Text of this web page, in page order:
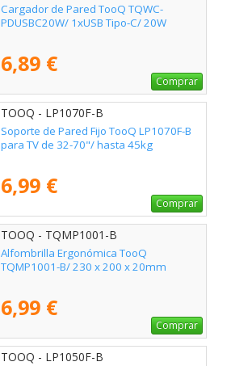
Cargador de Pared TooQ TQWC-
PDUSBC20W/ 1xUSB Tipo-C/ 20W
6,89 €
Comprar
TOOQ - LP1070F-B
Soporte de Pared Fijo TooQ LP1070F-B
para TV de 32-70"/ hasta 45kg
6,99 €
Comprar
TOOQ - TQMP1001-B
Alfombrilla Ergonómica TooQ
TQMP1001-B/ 230 x 200 x 20mm
6,99 €
Comprar
TOOQ - LP1050F-B